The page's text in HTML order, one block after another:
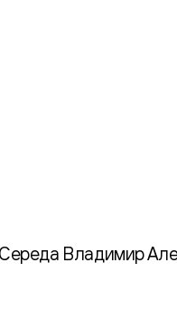
Владимир